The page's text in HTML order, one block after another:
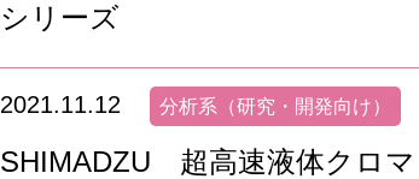
シリーズ
2021.11.12 分析系（研究・開発向け）
SHIMADZU 超高速液体クロ